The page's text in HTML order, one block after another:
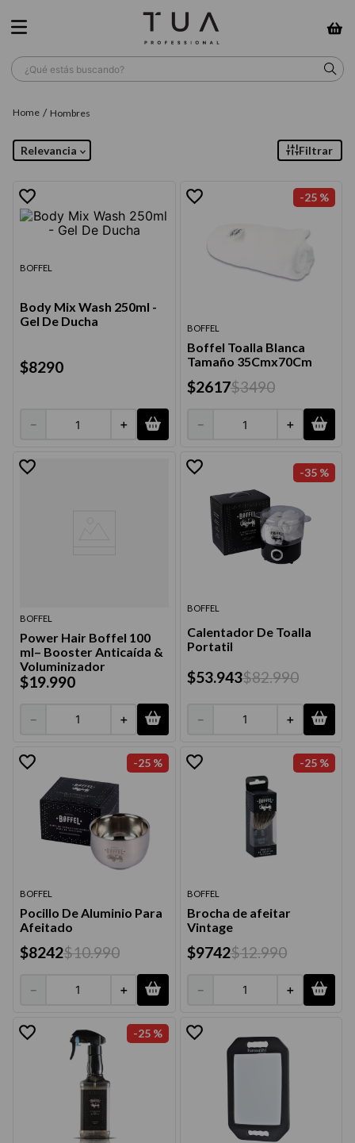
¿Qué estás buscando?
Hombres
Relevancia Filtrar
BOFFEL
Body Mix Wash 250ml -
Gel De Ducha
$8290
＋
－
-25 %
BOFFEL
Boffel Toalla Blanca
Tamaño 35Cmx70Cm
$2617$3490
＋
－
BOFFEL
Power Hair Boffel 100
ml– Booster Anticaída &
Voluminizador
$19.990
＋
－
-35 %
BOFFEL
Calentador De Toalla
Portatil
$53.943$82.990
＋
－
-25 %
BOFFEL
Pocillo De Aluminio Para
Afeitado
$8242$10.990
＋
－
-25 %
BOFFEL
Brocha de afeitar
Vintage
$9742$12.990
＋
－
-25 %
TÉRMINOS MÁS BUSCADOS
1. wella
4. shampoo
7. secador
9. acondicionador